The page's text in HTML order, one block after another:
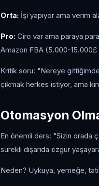
Orta: İşi yapıyor ama verim
Pro: Ciro var ama paraya
Amazon FBA (5.000-
Kritik soru: "Nereye
çıkmak herkes istiyor, ama
Otomasyon
En önemli ders: "Sizin orada
sürekli dışarıda özgür
Neden? Uykuya, yemeğe,